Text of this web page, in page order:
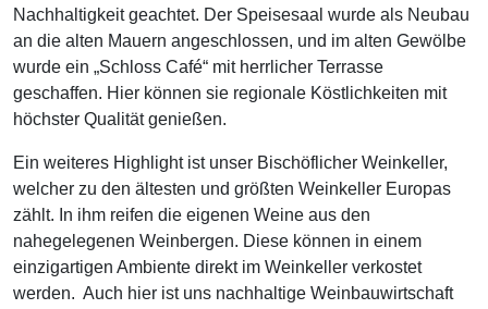
Nachhaltigkeit geachtet. Der Speisesaal wurde als Neubau
an die alten Mauern angeschlossen, und im alten Gewölbe
wurde ein „Schloss Café“ mit herrlicher Terrasse
geschaffen. Hier können sie regionale Köstlichkeiten mit
höchster Qualität genießen.
Ein weiteres Highlight ist unser Bischöflicher Weinkeller,
welcher zu den ältesten und größten Weinkeller Europas
zählt. In ihm reifen die eigenen Weine aus den
nahegelegenen Weinbergen. Diese können in einem
einzigartigen Ambiente direkt im Weinkeller verkostet
werden. Auch hier ist uns nachhaltige Weinbauwirtschaft